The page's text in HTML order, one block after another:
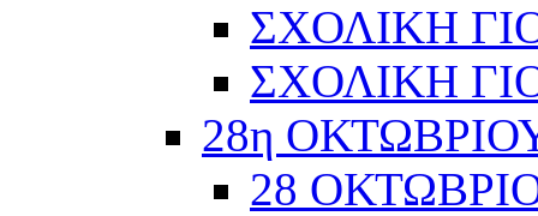
ΣΧΟΛΙΚΗ
ΣΧΟΛΙΚΗ
28η
28